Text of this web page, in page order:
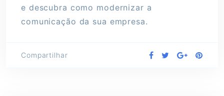
e descubra como modernizar a
comunicação da sua empresa.
Compartilhar